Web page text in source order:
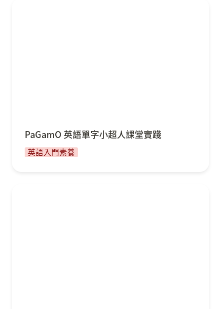
PaGamO 英語單字小超人課堂實踐
英語入門素養